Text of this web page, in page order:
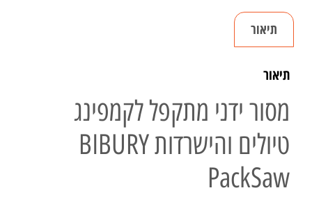
תיאור
תיאור
מסור ידני מתקפל לקמפינג
טיולים והישרדות BIBURY
PackSaw